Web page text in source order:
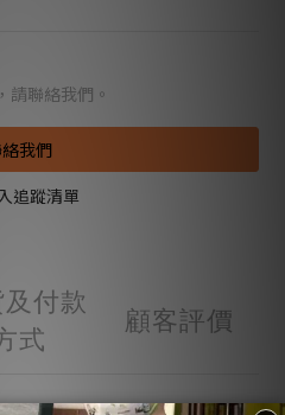
請聯絡我們。
我們
追蹤清單
付款
式
顧客評價